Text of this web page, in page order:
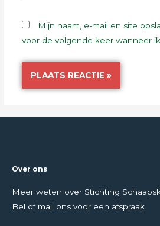
Mijn naam, e-mail en site
voor de volgende keer wanneer
Over ons
Meer weten over Stichting
Bel of mail ons voor een afspraak.